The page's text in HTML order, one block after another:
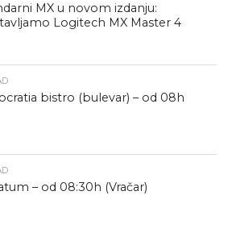
MX u novom izdanju:
Logitech MX Master 4
bistro (bulevar) – od 08h
– od 08:30h (Vračar)